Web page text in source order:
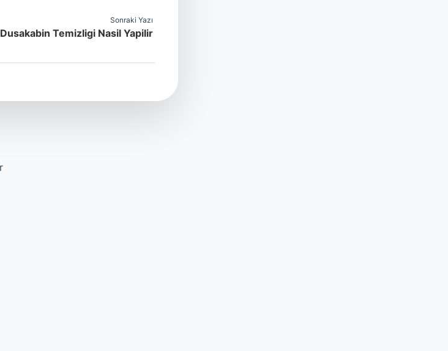
Sonraki Yazı
Temizligi Nasil Yapilir